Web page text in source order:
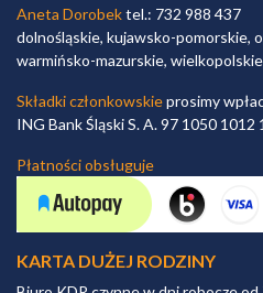
Aneta Dorobektel.: 732 988 437
dolnośląskie, kujawsko-pomorskie,
warmińsko-mazurskie,
Składki członkowskieprosimy
ING Bank Śląski S. A. 97 1050
Płatności obsługuje
KARTA DUŻEJ RODZINY